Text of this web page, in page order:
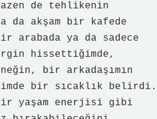
de tehlikenin
akşam bir kafede
arabada ya da sadece
hissettiğimde,
bir arkadaşımın
bir sıcaklık belirdi.
yaşam enerjisi gibi